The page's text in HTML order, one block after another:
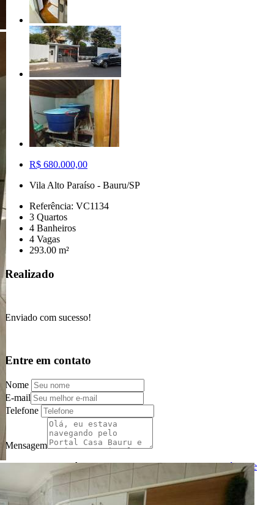
R$ 680.000,00
Vila Alto Paraíso - Bauru/SP
Referência: VC1134
3 Quartos
4 Banheiros
4 Vagas
293.00 m²
Realizado
Enviado com sucesso!
Entre em contato
Nome
E-mail
Telefone
Mensagem
Ao ENVIAR você concorda com osTermos de UsoePolítica de
Privacidade
enviar mensagem